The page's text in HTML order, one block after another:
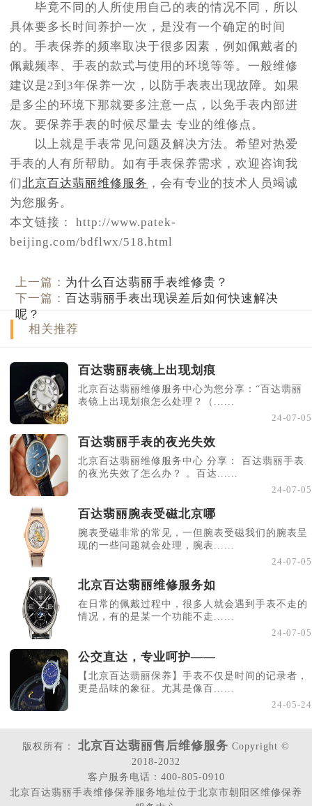
毕竟不同的人所使用自己的表的情况不同，所以
具体要多长时间养护一次，是没有一个确定的时间
的。手表保养的频率取决于很多因素，例如佩戴者的
佩戴频率、手表的款式与使用的环境等等。一般维修
建议是2到3年保养一次，以防手表表出现故障。如果
是多尘的环境下那就要多注意一点，以免手表内部进
灰。要保养手表的时候尽量去 专业的维修点。
以上就是手表常见问题及解决方法。希望对热爱
手表的人有所帮助。如有手表保养需求，欢迎咨询我
们 北京百达翡丽维修服务 ，会有专业的技术人员竭诚
为您服务。
本文链接： http://www.patek-
beijing.com/bdflwx/518.html
上一篇： 为什么百达翡丽手表维修贵？
下一篇：百达翡丽手表出现误差后如何快速解决
呢？
相关推荐
百达翡丽表镜上出现划痕
北京百达翡丽维修服务中心为您分享：“百达翡丽
表镜上出现划痕怎么处理？（......
24-07-05
百达翡丽手表的夜光失效
北京百达翡丽维修服务中心 分享： 百达翡丽手表
的夜光失效了怎么办？ 。百达......
24-07-05
百达翡丽腕表受磁北京哪
腕表受磁非常的常见，一但腕表受磁我们的腕表呈
现的一些问题就会处理，腕表......
24-07-05
北京百达翡丽维修服务如
在日常的佩戴过程中，很多人就会遇到手表不走的
情况，有的是某一个功能不走......
24-07-05
公交直达，专业呵护——
【北京百达翡丽保养】手表不仅是时间的记录者，
更是品味的象征。尤其是像百......
24-05-24
版权所有： 北京百达翡丽售后维修服务 Copyright ©
2018-2032
客户服务电话：400-805-0910
北京百达翡丽手表维修保养服务地址位于北京市朝阳区维修保养